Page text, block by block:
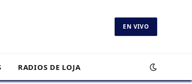
EN VIVO
RADIOS DE LOJA